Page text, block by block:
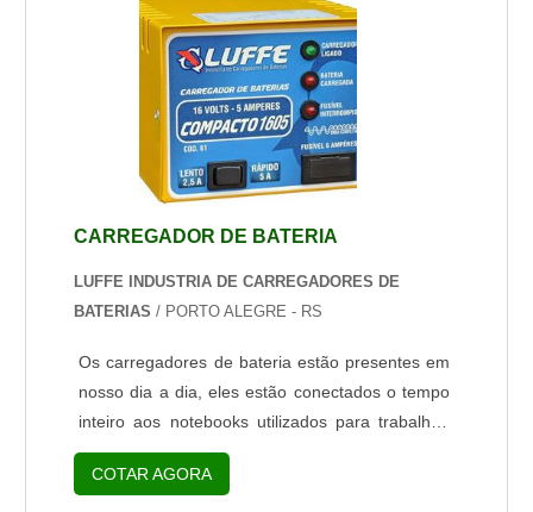
Oxidações internas; Uso inadequado do
equipamento; Excesso de impurezas
provenientes da hidrogenação; D...
CARREGADOR DE BATERIA
LUFFE INDUSTRIA DE CARREGADORES DE
BATERIAS / PORTO ALEGRE - RS
Os carregadores de bateria estão presentes em
nosso dia a dia, eles estão conectados o tempo
inteiro aos notebooks utilizados para trabalhar,
ou no celular para os momentos de lazer e em
muitos outros locais. Até mesmo na indústria
COTAR AGORA